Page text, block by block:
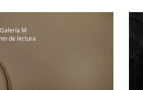
M
de lectura